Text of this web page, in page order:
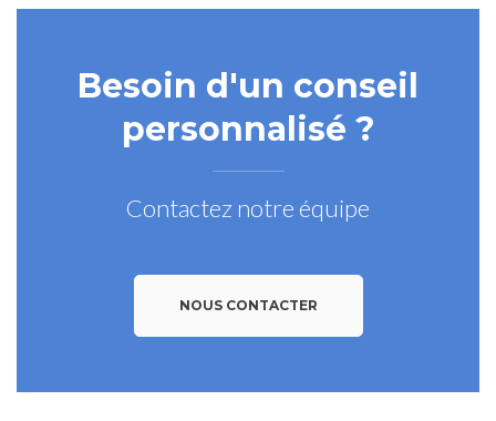
Besoin d'un conseil
personnalisé ?
Contactez notre équipe
NOUS CONTACTER